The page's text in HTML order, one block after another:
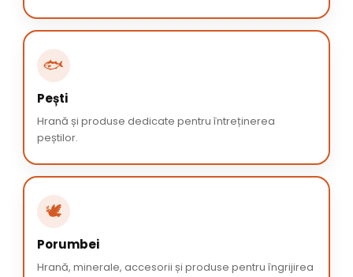
🐟
Pești
Hrană și produse dedicate pentru întreținerea
peștilor.
🕊️
Porumbei
Hrană, minerale, accesorii și produse pentru îngrijirea